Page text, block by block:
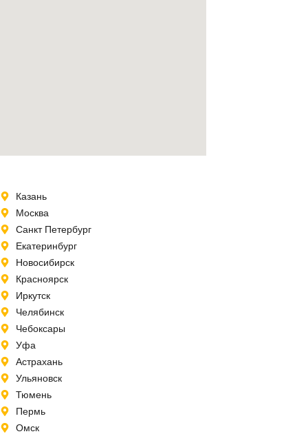
Казань
Москва
Санкт Петербург
Екатеринбург
Новосибирск
Красноярск
Иркутск
Челябинск
Чебоксары
Уфа
Астрахань
Ульяновск
Тюмень
Пермь
Омск